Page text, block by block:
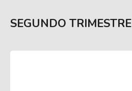
SEGUNDO TRIMESTRE